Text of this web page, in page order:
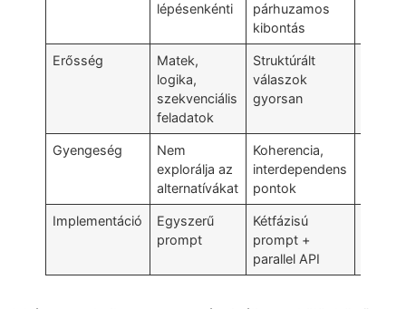
lépésenkénti
párhuzamos
kibontás
Erősség
Matek,
logika,
szekvenciális
feladatok
Struktúrált
válaszok
gyorsan
Gyengeség
Nem
explorálja az
alternatívákat
Koherencia,
interdependens
pontok
Implementáció
Egyszerű
prompt
Kétfázisú
prompt +
parallel API